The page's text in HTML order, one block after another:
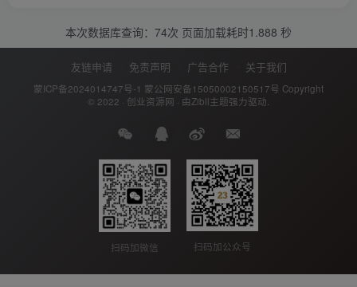
本次数据库查询：74次 页面加载耗时1.888 秒
友链申请 免责声明 广告合作 关于我们
蒙ICP备2024014747号-1 蒙公网安备15050002150517号 Copyright
© 2022 · 创业资源网 · 由Zibll主题强力驱动.
扫码加微信 扫码加公众号